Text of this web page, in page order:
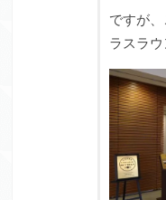
ですが
ラスラウ